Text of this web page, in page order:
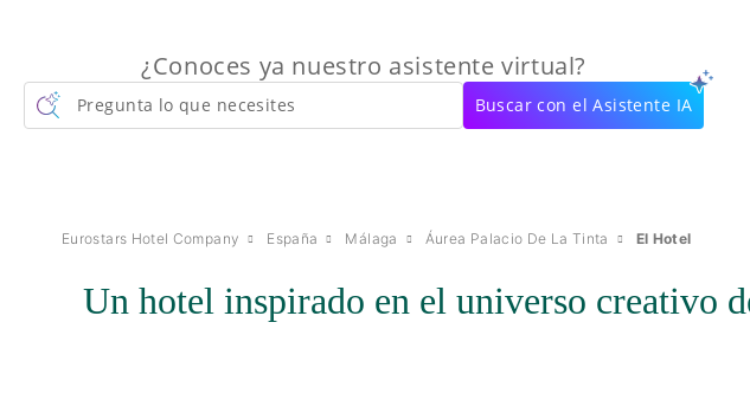
¿Conoces ya nuestro asistente virtual?
Pregunta lo que necesites Buscar con el Asistente IA
Eurostars Hotel Company España Málaga Áurea Palacio De La Tinta El Hotel
Un hotel inspirado en el universo creativo